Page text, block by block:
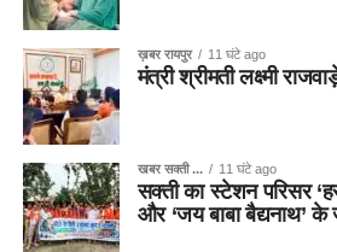
ख़बर रायपुर 11 घंटे ago
मंत्री श्रीमती लक्ष्मी
खबर सक्ती ... 11 घंटे ago
सक्ती का स्टेशन परिसर
और ‘जय बाबा बैद्यनाथ’